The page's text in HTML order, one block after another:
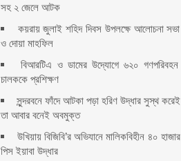
সহ ২ জেলে আটক
কয়রায় জুলাই শহিদ দিবস উপলক্ষে আলোচনা সভা
ও দোয়া মাহফিল
বিআরটিএ ও ডামের উদ্যোগে ৬২০ গণপরিবহন
চালককে প্রশিক্ষণ
সুন্দরবনে ফাঁদে আটকা পড়া হরিণ উদ্ধার সুস্থ করেই
তা আবার বনেই অবমুক্ত
উখিয়ায় বিজিবি’র অভিযানে মালিকবিহীন ৪০ হাজার
পিস ইয়াবা উদ্ধার